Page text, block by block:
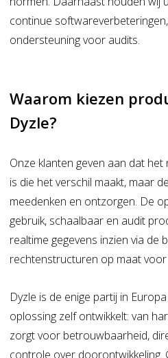
continue
ondersteuning voor audits.
Waarom kiezen
Dyzle?
Onze klanten geven aan dat
is die het verschil maakt, maar
meedenken en ontzorgen. De
gebruik, schaalbaar en audit
realtime gegevens inzien via de
rechtenstructuren op maat voor
Dyzle is de enige partij in
oplossing zelf ontwikkelt: van
zorgt voor betrouwbaarheid,
controle over